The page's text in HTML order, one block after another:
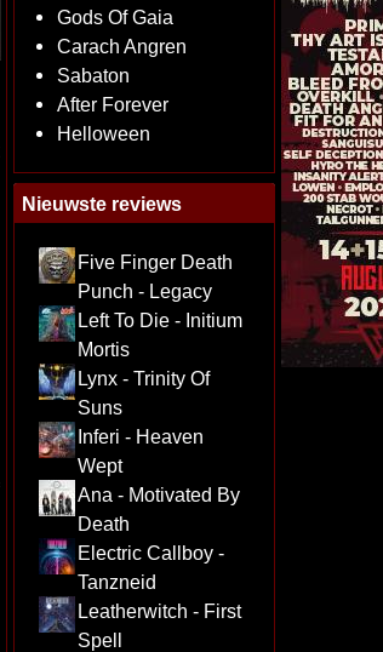
Gods Of Gaia
Carach Angren
Sabaton
After Forever
Helloween
Nieuwste reviews
Five Finger Death
Punch - Legacy
Left To Die - Initium
Mortis
Lynx - Trinity Of
Suns
Inferi - Heaven
Wept
Ana - Motivated By
Death
Electric Callboy -
Tanzneid
Leatherwitch - First
Spell